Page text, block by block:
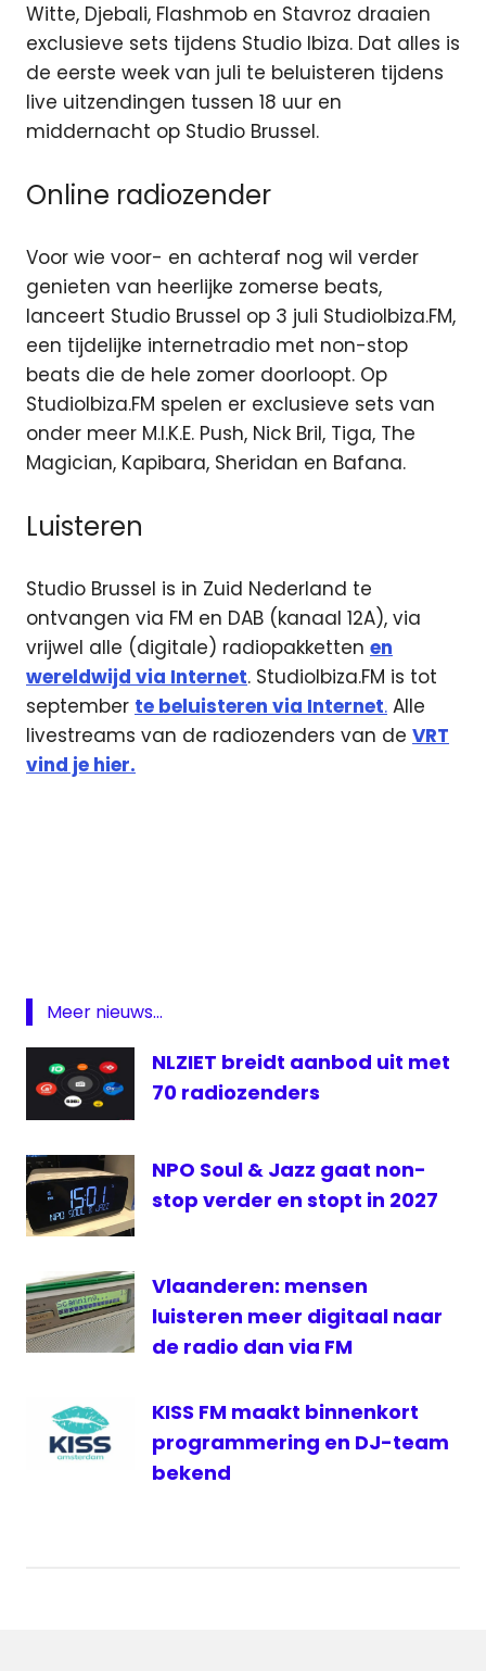
Witte, Djebali, Flashmob en Stavroz draaien
exclusieve sets tijdens Studio Ibiza. Dat alles is
de eerste week van juli te beluisteren tijdens
live uitzendingen tussen 18 uur en
middernacht op Studio Brussel.
Online radiozender
Voor wie voor- en achteraf nog wil verder
genieten van heerlijke zomerse beats,
lanceert Studio Brussel op 3 juli StudioIbiza.FM,
een tijdelijke internetradio met non-stop
beats die de hele zomer doorloopt. Op
StudioIbiza.FM spelen er exclusieve sets van
onder meer M.I.K.E. Push, Nick Bril, Tiga, The
Magician, Kapibara, Sheridan en Bafana.
Luisteren
Studio Brussel is in Zuid Nederland te
ontvangen via FM en DAB (kanaal 12A), via
vrijwel alle (digitale) radiopakketten en
wereldwijd via Internet. StudioIbiza.FM is tot
september te beluisteren via Internet. Alle
livestreams van de radiozenders van de VRT
vind je hier.
StudioIbiza.FM
VRT
zomer
Meer nieuws...
NLZIET breidt aanbod uit met
70 radiozenders
NPO Soul & Jazz gaat non-
stop verder en stopt in 2027
Vlaanderen: mensen
luisteren meer digitaal naar
de radio dan via FM
KISS FM maakt binnenkort
programmering en DJ-team
bekend